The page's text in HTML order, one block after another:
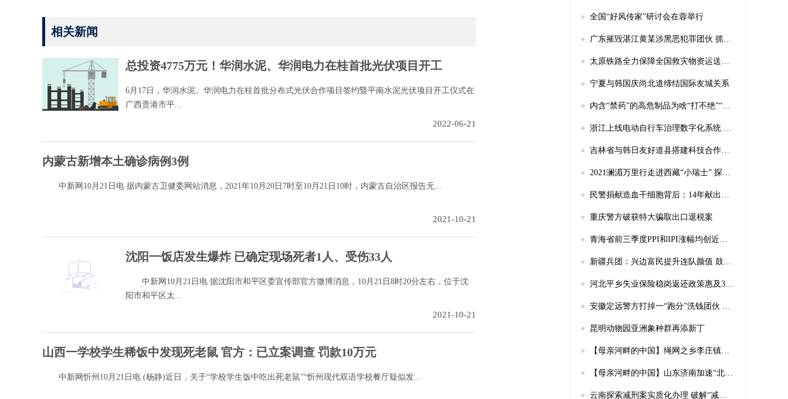
相关新闻
总投资4775万元！华润水泥、华润电力在桂首批光伏项目开工
6月17日，华润水泥、华润电力在桂首批分布式光伏合作项目签约暨平南水泥光伏项目开工仪式在
广西贵港市平...
2022-06-21
内蒙古新增本土确诊病例3例
中新网10月21日电 据内蒙古卫健委网站消息，2021年10月20日7时至10月21日10时，内蒙古自治区报告无...
2021-10-21
沈阳一饭店发生爆炸 已确定现场死者1人、受伤33人
中新网10月21日电 据沈阳市和平区委宣传部官方微博消息，10月21日8时20分左右，位于沈
阳市和平区太...
2021-10-21
山西一学校学生稀饭中发现死老鼠 官方：已立案调查 罚款10万元
中新网忻州10月21日电 (杨静)近日，关于“学校学生饭中吃出死老鼠”“忻州现代双语学校餐厅疑似发...
全国“好风传家”研讨会在蓉举行
广东摧毁湛江黄某涉黑恶犯罪团伙 抓获犯罪嫌疑人46名
太原铁路全力保障全国救灾物资运送山西
宁夏与韩国庆尚北道缔结国际友城关系
内含“禁药”的高危制品为啥“打不绝”“死不透”还成了“网红”？
浙江上线电动自行车治理数字化系统 实现22项业务协同
吉林省与韩日友好道县搭建科技合作平台
2021澜湄万里行走进西藏“小瑞士” 探访高原马鹿天堂
民警捐献造血干细胞背后：14年献出全身12倍血量
重庆警方破获特大骗取出口退税案
青海省前三季度PPI和IPI涨幅均创近年来新高
新疆兵团：兴边富民提升连队颜值 鼓起民众腰包
河北平乡失业保险稳岗返还政策惠及3482名职工
安徽定远警方打掉一“跑分”洗钱团伙 涉案金额超2000万元
昆明动物园亚洲象种群再添新丁
【母亲河畔的中国】绳网之乡李庄镇：“网”住致富新密码，织出多彩小康图
【母亲河畔的中国】山东济南加速“北跨”步伐 “黄河时代”蓄势而来
云南探索减刑案实质化办理 破解“减假暂”案依赖书面审查难题